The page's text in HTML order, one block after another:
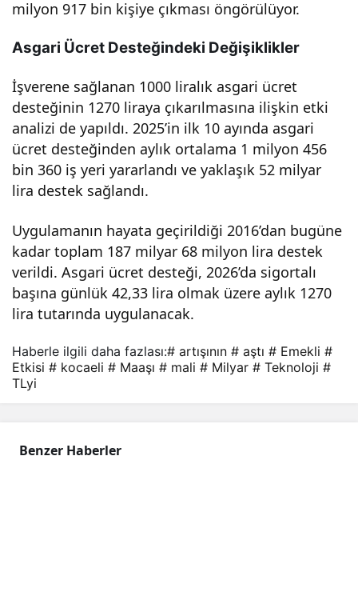
milyon 917 bin kişiye çıkması öngörülüyor.
Asgari Ücret Desteğindeki Değişiklikler
İşverene sağlanan 1000 liralık asgari ücret
desteğinin 1270 liraya çıkarılmasına ilişkin etki
analizi de yapıldı. 2025’in ilk 10 ayında asgari
ücret desteğinden aylık ortalama 1 milyon 456
bin 360 iş yeri yararlandı ve yaklaşık 52 milyar
lira destek sağlandı.
Uygulamanın hayata geçirildiği 2016’dan bugüne
kadar toplam 187 milyar 68 milyon lira destek
verildi. Asgari ücret desteği, 2026’da sigortalı
başına günlük 42,33 lira olmak üzere aylık 1270
lira tutarında uygulanacak.
ının
mali
si
110
ar
Haberle ilgili daha fazlası:# artışının # aştı # Emekli #
Etkisi # kocaeli # Maaşı # mali # Milyar # Teknoloji #
TLyi
Benzer Haberler